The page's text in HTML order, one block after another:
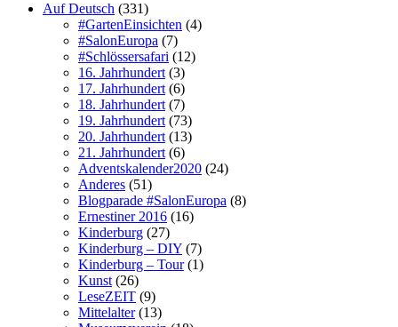
Auf Deutsch (331)
#GartenEinsichten (4)
#SalonEuropa (7)
#Schlössersafari (12)
16. Jahrhundert (3)
17. Jahrhundert (6)
18. Jahrhundert (7)
19. Jahrhundert (73)
20. Jahrhundert (13)
21. Jahrhundert (6)
Adventskalender2020 (24)
Anderes (51)
Blogparade #SalonEuropa (8)
Ernestiner 2016 (16)
Kinderburg (27)
Kinderburg – DIY (7)
Kinderburg – Tour(1)
Kunst (26)
LeseZEIT (9)
Mittelalter(13)